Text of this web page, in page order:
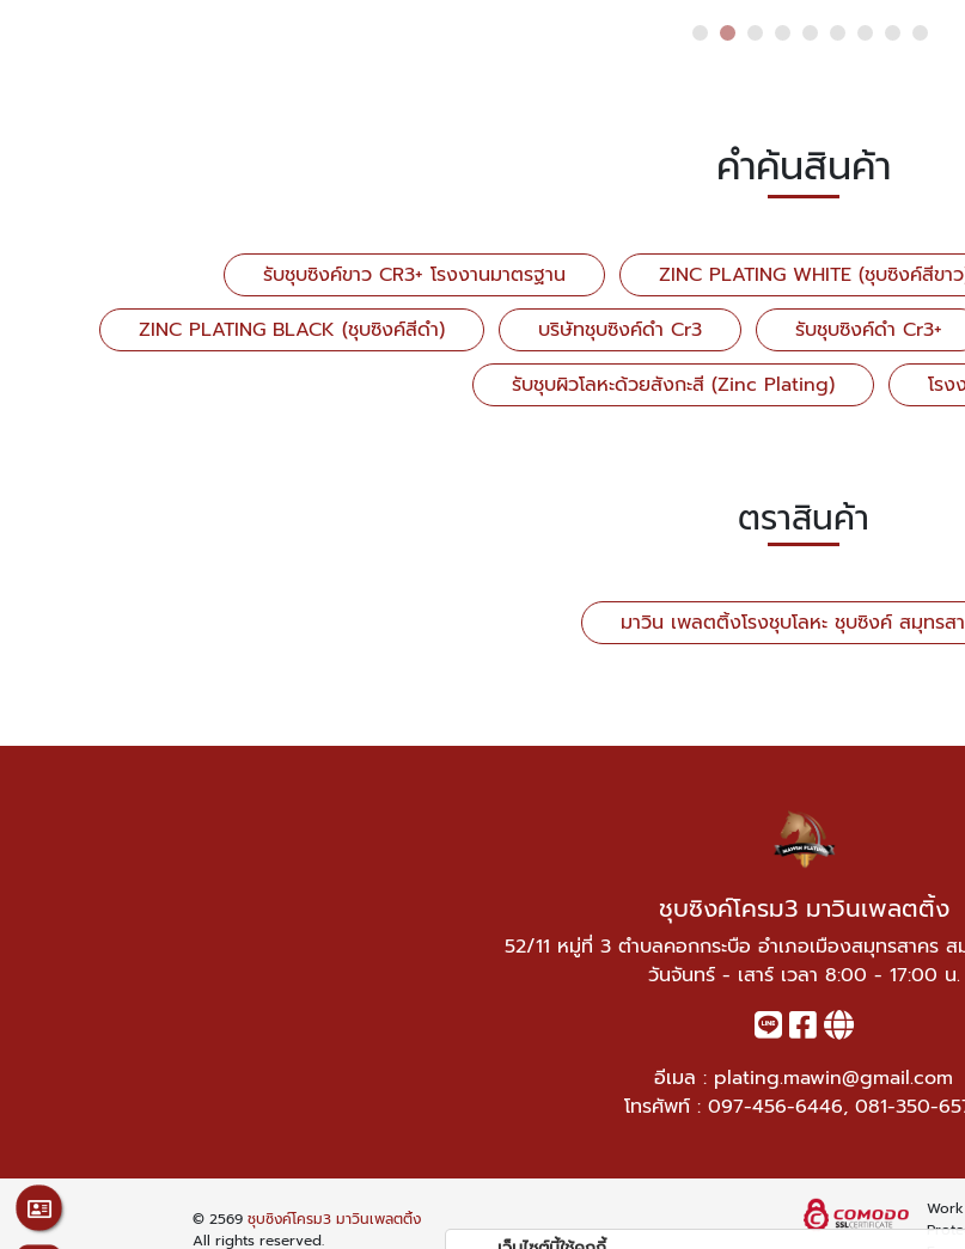
คำค้นสินค้า
รับชุบซิงค์ขาว CR3+ โรงงานมาตรฐาน ZINC PLATING WHITE (ชุบซิงค์สีขา
ZINC PLATING BLACK (ชุบซิงค์สีดำ)
บริษัทชุบซิงค์ดำ Cr3 รับชุบซิงค์ดำ Cr3+
รับชุบผิวโลหะด้วยสังกะสี (Zinc Plating)
โรง
ตราสินค้า
มาวิน เพลตติ้งโรงชุบโลหะ ชุบซิงค์ สมุทรส
ชุบซิงค์โครม3 มาวินเพลตติ้ง
52/11 หมู่ที่ 3 ตำบลคอกกระบือ อำเภอเมืองสมุทรสาคร
วันจันทร์ - เสาร์ เวลา 8:00 - 17:00 น.
อีเมล : plating.mawin@gmail.com
โทรศัพท์ : 097-456-6446, 081-350-
© 2569ชุบซิงค์โครม3 มาวินเพลตติ้ง
All rights reserved.